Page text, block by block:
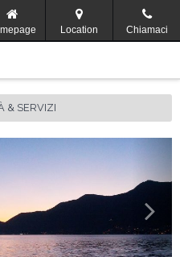
Location Chiamaci
& SERVIZI